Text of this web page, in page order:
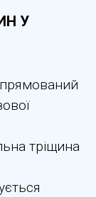
У
тріщина